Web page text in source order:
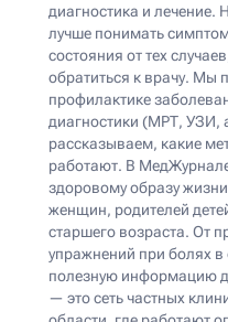
диагностика и
лучше понимать
состояния от тех
обратиться к врачу. Мы
профилактике
диагностики (МРТ, УЗИ,
рассказываем, какие
работают. В
здоровому образу
женщин, родителей
старшего возраста. От
упражнений при болях
полезную информацию
— это сеть частных